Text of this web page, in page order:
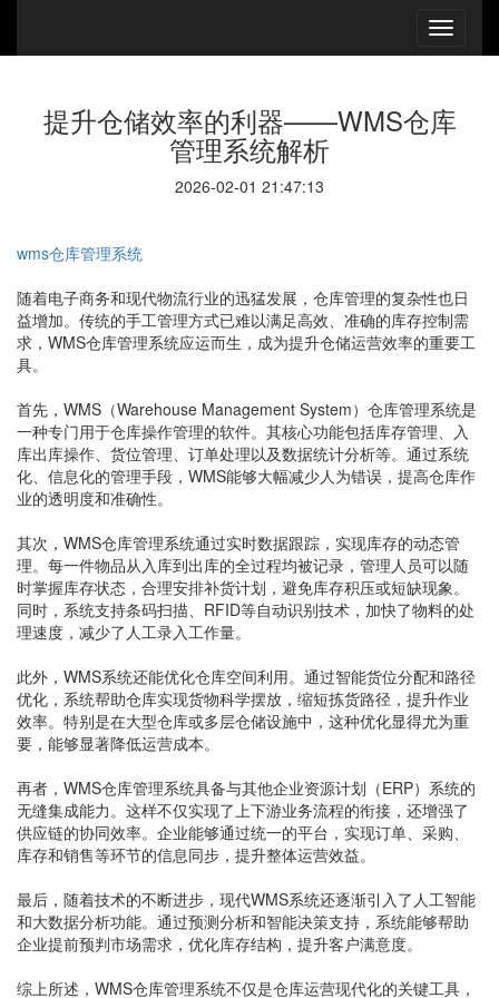
提升仓储效率的利器——WMS仓库
管理系统解析
2026-02-01 21:47:13
wms仓库管理系统
随着电子商务和现代物流行业的迅猛发展，仓库管理的复杂性也日
益增加。传统的手工管理方式已难以满足高效、准确的库存控制需
求，WMS仓库管理系统应运而生，成为提升仓储运营效率的重要工
具。
首先，WMS（Warehouse Management System）仓库管理系统是
一种专门用于仓库操作管理的软件。其核心功能包括库存管理、入
库出库操作、货位管理、订单处理以及数据统计分析等。通过系统
化、信息化的管理手段，WMS能够大幅减少人为错误，提高仓库作
业的透明度和准确性。
其次，WMS仓库管理系统通过实时数据跟踪，实现库存的动态管
理。每一件物品从入库到出库的全过程均被记录，管理人员可以随
时掌握库存状态，合理安排补货计划，避免库存积压或短缺现象。
同时，系统支持条码扫描、RFID等自动识别技术，加快了物料的处
理速度，减少了人工录入工作量。
此外，WMS系统还能优化仓库空间利用。通过智能货位分配和路径
优化，系统帮助仓库实现货物科学摆放，缩短拣货路径，提升作业
效率。特别是在大型仓库或多层仓储设施中，这种优化显得尤为重
要，能够显著降低运营成本。
再者，WMS仓库管理系统具备与其他企业资源计划（ERP）系统的
无缝集成能力。这样不仅实现了上下游业务流程的衔接，还增强了
供应链的协同效率。企业能够通过统一的平台，实现订单、采购、
库存和销售等环节的信息同步，提升整体运营效益。
最后，随着技术的不断进步，现代WMS系统还逐渐引入了人工智能
和大数据分析功能。通过预测分析和智能决策支持，系统能够帮助
企业提前预判市场需求，优化库存结构，提升客户满意度。
综上所述，WMS仓库管理系统不仅是仓库运营现代化的关键工具，